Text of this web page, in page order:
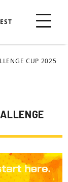
CUP 2025